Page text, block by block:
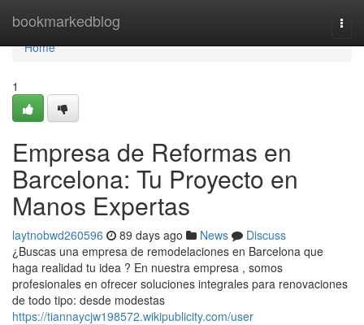
bookmarkedblog
Home
Home
1
Empresa de Reformas en
Barcelona: Tu Proyecto en
Manos Expertas
laytnobwd260596 89 days ago News
Discuss
¿Buscas una empresa de remodelaciones en Barcelona que
haga realidad tu idea ? En nuestra empresa , somos
profesionales en ofrecer soluciones integrales para renovaciones
de todo tipo: desde modestas
https://tiannaycjw198572.wikipublicity.com/user